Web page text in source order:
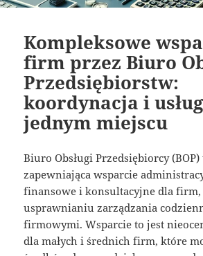
Kompleksowe
firm przez Biuro
Przedsiębiorstw:
koordynacja i
jednym miejscu
Biuro Obsługi Przedsiębiorcy
zapewniająca wsparcie
finansowe i konsultacyjne dla firm,
usprawnianiu zarządzania
firmowymi. Wsparcie to jest
dla małych i średnich firm, które